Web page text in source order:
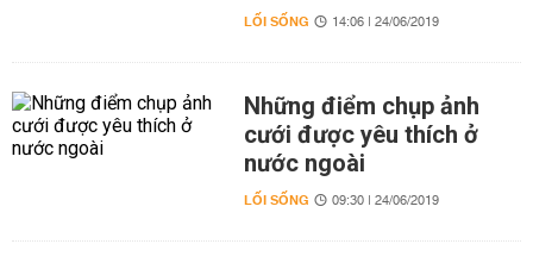
LỐI SỐNG 14:06 | 24/06/2019
Những điểm chụp ảnh
cưới được yêu thích ở
nước ngoài
LỐI SỐNG 09:30 | 24/06/2019